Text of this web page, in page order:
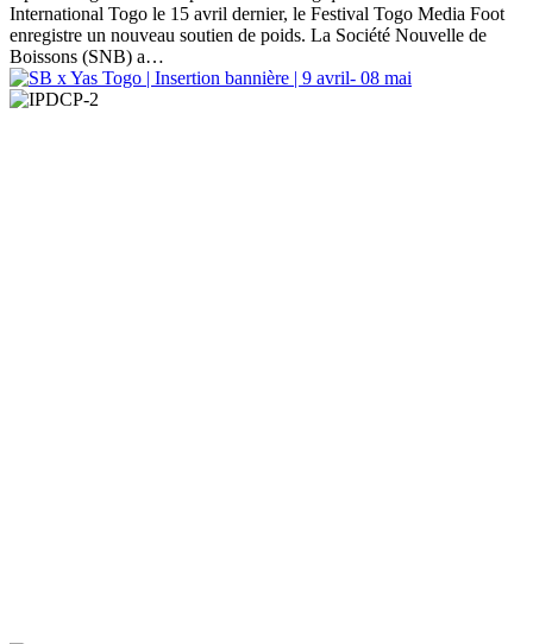
International Togo le 15 avril dernier, le Festival Togo Media Foot
enregistre un nouveau soutien de poids. La Société Nouvelle de
Boissons (SNB) a…